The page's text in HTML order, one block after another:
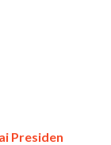
Presiden